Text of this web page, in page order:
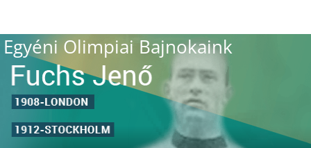
Egyéni Olimpiai Bajnokaink